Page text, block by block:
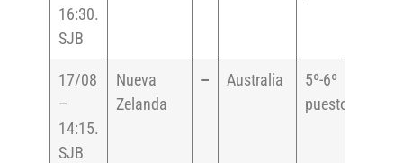
16:30.
SJB
17/08
–
14:15.
SJB
Nueva
Zelanda
– Australia
5º-6º
puesto